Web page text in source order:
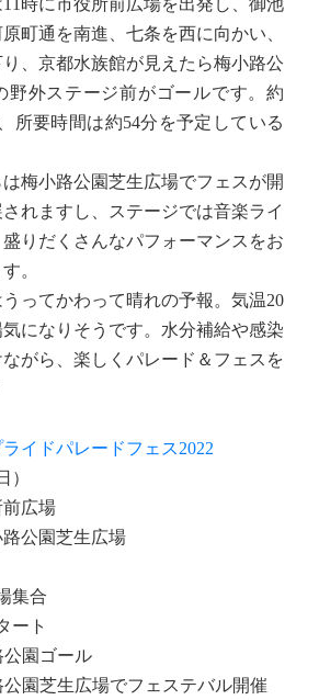
町通を南進、七条を西に向かい、
、京都水族館が見えたら梅小路公
野外ステージ前がゴールです。約
所要時間は約54分を予定している
梅小路公園芝生広場でフェスが開
れますし、ステージでは音楽ライ
りだくさんなパフォーマンスをお
。
ってかわって晴れの予報。気温20
になりそうです。水分補給や感染
がら、楽しくパレード＆フェスを
イドパレードフェス2022
）
広場
公園芝生広場
集合
ート
公園ゴール
公園芝生広場でフェステバル開催